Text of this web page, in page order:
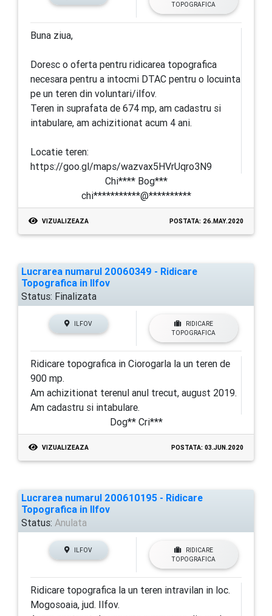
TOPOGRAFICA
Buna ziua,
Doresc o oferta pentru ridicarea topografica
necesara pentru a intocmi DTAC pentru o locuinta
pe un teren din voluntari/ilfov.
Teren in suprafata de 674 mp, am cadastru si
intabulare, am achizitionat acum 4 ani.
Locatie teren:
https://goo.gl/maps/wazvax5HVrUqro3N9
Chi**** Bog***
chi***********@**********
VIZUALIZEAZA POSTATA: 26.MAY.2020
Lucrarea numarul 20060349 - Ridicare
Topografica in Ilfov
Status: Finalizata
ILFOV
RIDICARE
TOPOGRAFICA
Ridicare topografica in Ciorogarla la un teren de
900 mp.
Am achizitionat terenul anul trecut, august 2019.
Am cadastru si intabulare.
Dog** Cri***
VIZUALIZEAZA POSTATA: 03.JUN.2020
Lucrarea numarul 200610195 - Ridicare
Topografica in Ilfov
Status: Anulata
ILFOV
RIDICARE
TOPOGRAFICA
Ridicare topografica la un teren intravilan in loc.
Mogosoaia, jud. Ilfov.